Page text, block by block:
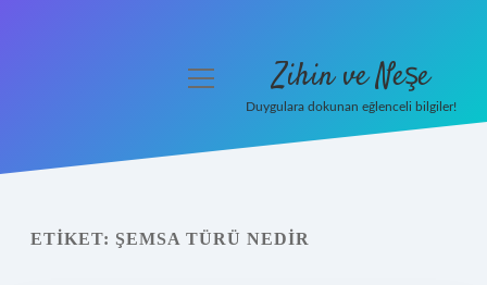
Yasal Uyarı
menüyü
Zihin ve Neşe
Duygulara dokunan eğlenceli bilgiler!
ETIKET: ŞEMSA TÜRÜ NEDIR